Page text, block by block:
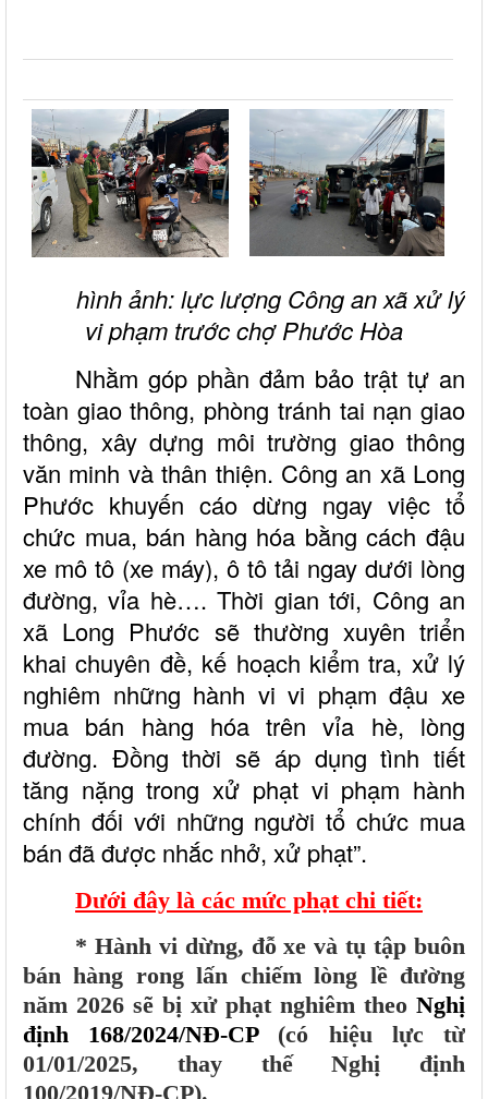
hình ảnh: lực lượng Công an xã xử lý
vi phạm trước chợ Phước Hòa
Nhằm góp phần đảm bảo trật tự an
toàn giao thông, phòng tránh tai nạn giao
thông, xây dựng môi trường giao thông
văn minh và thân thiện. Công an xã Long
Phước khuyến cáo dừng ngay việc tổ
chức mua, bán hàng hóa bằng cách đậu
xe mô tô (xe máy), ô tô tải ngay dưới lòng
đường, vỉa hè…. Thời gian tới, Công an
xã Long Phước sẽ thường xuyên triển
khai chuyên đề, kế hoạch kiểm tra, xử lý
nghiêm những hành vi vi phạm đậu xe
mua bán hàng hóa trên vỉa hè, lòng
đường. Ðồng thời sẽ áp dụng tình tiết
tăng nặng trong xử phạt vi phạm hành
chính đối với những người tổ chức mua
bán đã được nhắc nhở, xử phạt”.
Dưới đây là các mức phạt chi tiết:
* Hành vi dừng, đỗ xe và tụ tập buôn
bán hàng rong lấn chiếm lòng lề đường
năm 2026 sẽ bị xử phạt nghiêm theo Nghị
định 168/2024/NĐ-CP(có hiệu lực từ
01/01/2025, thay thế Nghị định
100/2019/NĐ-CP).